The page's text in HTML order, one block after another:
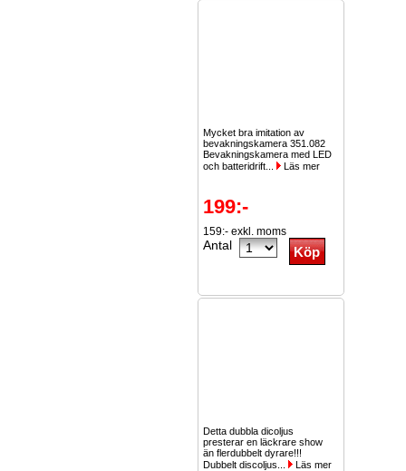
Mycket bra imitation av
bevakningskamera 351.082
Bevakningskamera med LED
och batteridrift...
Läs mer
199:-
159:- exkl. moms
Antal
Detta dubbla dicoljus
presterar en läckrare show
än flerdubbelt dyrare!!!
Dubbelt discoljus...
Läs mer